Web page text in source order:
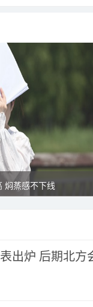
焖蒸感不下线
出炉 后期北方